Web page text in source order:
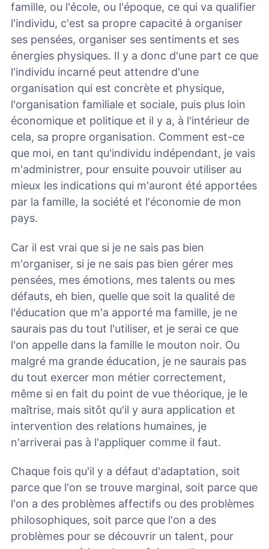
famille, ou l'école, ou l'époque, ce qui va qualifier
l'individu, c'est sa propre capacité à organiser
ses pensées, organiser ses sentiments et ses
énergies physiques. Il y a donc d'une part ce que
l'individu incarné peut attendre d'une
organisation qui est concrète et physique,
l'organisation familiale et sociale, puis plus loin
économique et politique et il y a, à l'intérieur de
cela, sa propre organisation. Comment est-ce
que moi, en tant qu'individu indépendant, je vais
m'administrer, pour ensuite pouvoir utiliser au
mieux les indications qui m'auront été apportées
par la famille, la société et l'économie de mon
pays.
Car il est vrai que si je ne sais pas bien
m'organiser, si je ne sais pas bien gérer mes
pensées, mes émotions, mes talents ou mes
défauts, eh bien, quelle que soit la qualité de
l'éducation que m'a apporté ma famille, je ne
saurais pas du tout l'utiliser, et je serai ce que
l'on appelle dans la famille le mouton noir. Ou
malgré ma grande éducation, je ne saurais pas
du tout exercer mon métier correctement,
même si en fait du point de vue théorique, je le
maîtrise, mais sitôt qu'il y aura application et
intervention des relations humaines, je
n'arriverai pas à l'appliquer comme il faut.
Chaque fois qu'il y a défaut d'adaptation, soit
parce que l'on se trouve marginal, soit parce que
l'on a des problèmes affectifs ou des problèmes
philosophiques, soit parce que l'on a des
problèmes pour se découvrir un talent, pour